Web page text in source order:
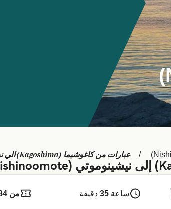
عبارات من كاغوشيما (Kagoshima) الي نيشينوموتي (Nishinoomote)
ساعة35 دقيقة من 284 ر.ق.‏